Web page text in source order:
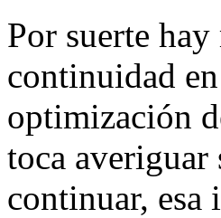
Por suerte
continuidad
optimización
toca averiguar
continuar,